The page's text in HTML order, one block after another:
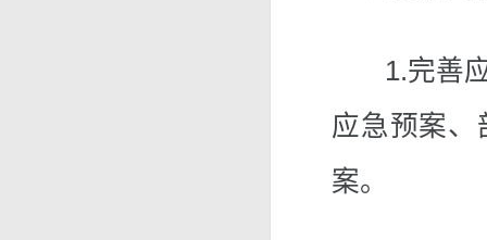
1.完善应
应急预案
案。